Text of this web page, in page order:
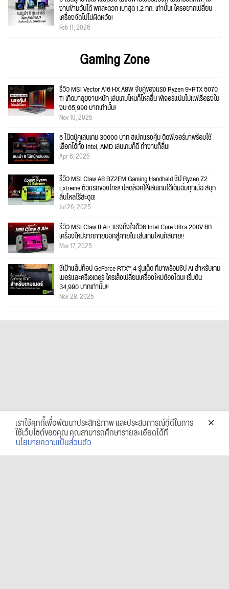
งานข้ามวันได้ พกสะดวก เบาสุด 1.2 กก. เท่านั้น! ใครอยากเปลี่ยน
เครื่องจัดไปไม่ผิดหวัง!
Feb 11, 2026
Gaming Zone
รีวิว MSI Vector A16 HX A8W จับคู่ของแรง Ryzen 9+RTX 5070
Ti เกิดมาลุยงานหนัก เล่นเกมไหนก็ไหลลื่น ฟีเจอร์แน่นไม่แพ้เรือธงใน
งบ 65,990 บาทเท่านั้น!
Nov 10, 2025
6 โน๊ตบุ๊คเล่นเกม 30000 บาท สเปกแรงคุ้ม ติดฟีเจอร์มาพร้อมใช้
เลือกได้ทั้ง Intel, AMD เล่นเกมก็ดี ทำงานก็ลื่น!
Apr 6, 2025
รีวิว MSI Claw A8 BZ2EM Gaming Handheld ชิป Ryzen Z2
Extreme ตัวแรกของไทย! ปลดล็อคให้เล่นเกมได้เต็มอิ่มทุกเมื่อ สนุก
ลื่นไหลไร้สะดุด!
Jul 26, 2025
รีวิว MSI Claw 8 AI+ แรงถึงใจด้วย Intel Core Ultra 200V ยก
เครื่องใหม่จากภายนอกสู่ภายใน เล่นเกมไหนก็สบาย!!
Mar 17, 2025
ชี้เป้าแล็ปท็อป GeForce RTX™ 4 รุ่นเด็ด ที่มาพร้อมชิป AI สำหรับเกม
เมอร์และครีเอเตอร์ ใครเล็งเปลี่ยนเครื่องใหม่ต้องโดน! เริ่มต้น
34,990 บาทเท่านั้น!!
Nov 28, 2025
เราใช้คุกกี้เพื่อพัฒนาประสิทธิภาพ และประสบการณ์ที่ดีในการ
ใช้เว็บไซต์ของคุณ คุณสามารถศึกษารายละเอียดได้ที่
นโยบายความเป็นส่วนตัว